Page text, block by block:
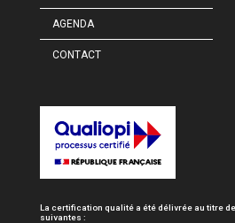
AGENDA
CONTACT
La certification qualité a été délivrée au titre
suivantes :